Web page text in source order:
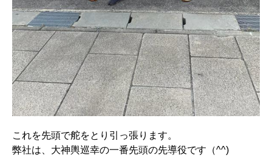
これを先頭で舵をとり引っ張ります。
弊社は、大神輿巡幸の一番先頭の先導役です（^^)